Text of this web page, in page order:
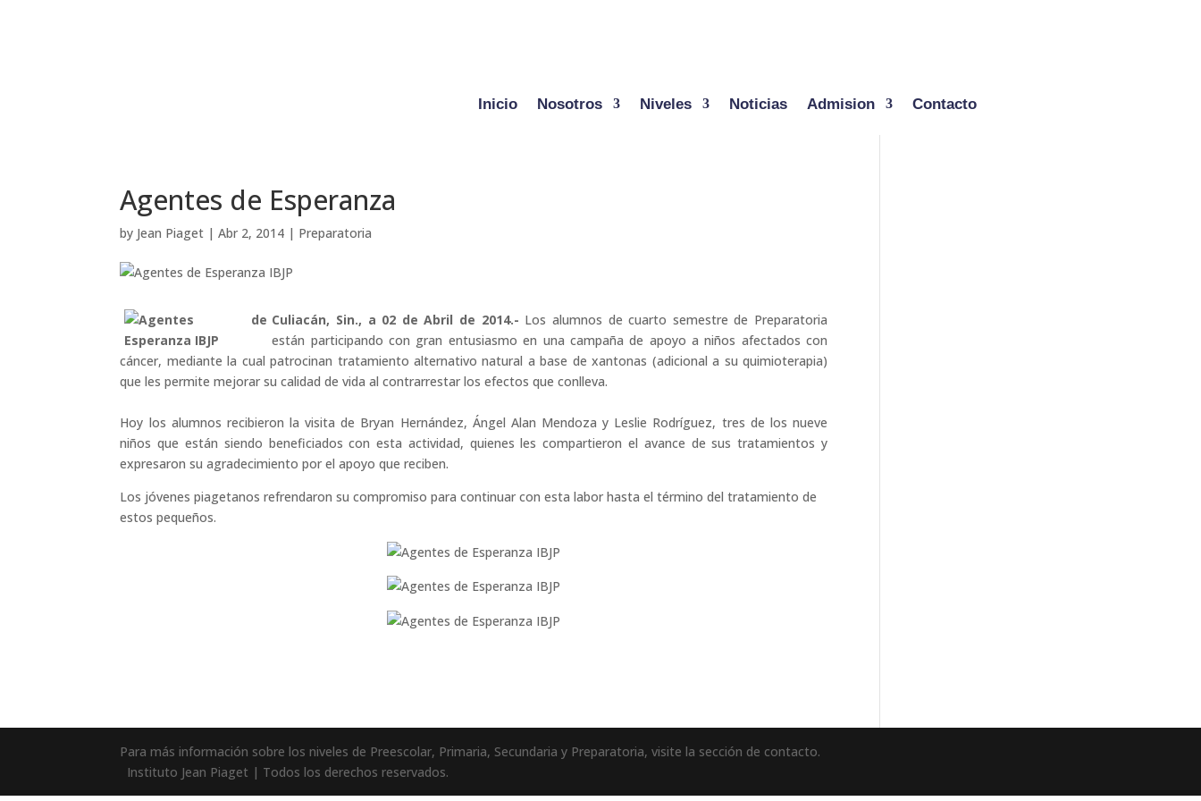
Inicio Nosotros Niveles Noticias Admision Contacto
Agentes de Esperanza
by Jean Piaget |Abr 2, 2014 | Preparatoria
Culiacán, Sin., a 02 de Abril de 2014.- Los alumnos de cuarto semestre de Preparatoria
están participando con gran entusiasmo en una campaña de apoyo a niños afectados con
cáncer, mediante la cual patrocinan tratamiento alternativo natural a base de xantonas (adicional a su quimioterapia)
que les permite mejorar su calidad de vida al contrarrestar los efectos que conlleva.
Hoy los alumnos recibieron la visita de Bryan Hernández, Ángel Alan Mendoza y Leslie Rodríguez, tres de los nueve
niños que están siendo beneficiados con esta actividad, quienes les compartieron el avance de sus tratamientos y
expresaron su agradecimiento por el apoyo que reciben.
Los jóvenes piagetanos refrendaron su compromiso para continuar con esta labor hasta el término del tratamiento de
estos pequeños.
Para más información sobre los niveles de Preescolar, Primaria, Secundaria y Preparatoria, visite la sección de contacto.
Instituto Jean Piaget | Todos los derechos reservados.